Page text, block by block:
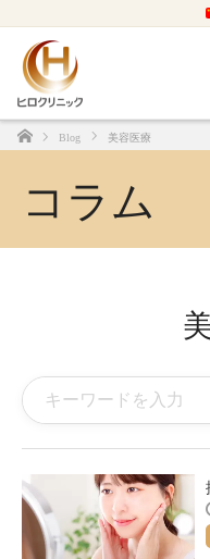
Home
Blog 美容医療
コラム